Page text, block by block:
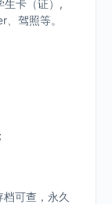
生卡（证）,
驾照等。
可查，永久